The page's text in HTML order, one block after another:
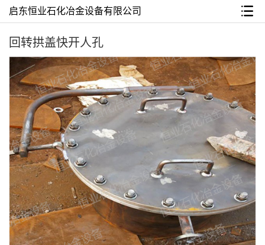
启东恒业石化冶金设备有限公司
回转拱盖快开人孔